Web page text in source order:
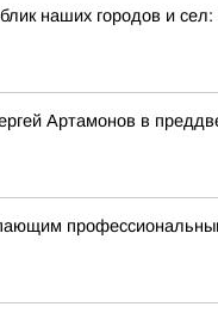
наших городов и
Артамонов в